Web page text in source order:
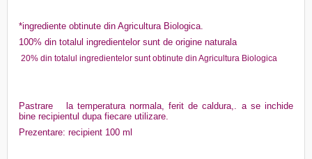
*ingrediente obtinute din Agricultura Biologica.
100% din totalul ingredientelor sunt de origine naturala
20% din totalul ingredientelor sunt obtinute din Agricultura Biologica
Pastrare
la temperatura normala, ferit de caldura,. a se inchide
bine recipientul dupa fiecare utilizare.
Prezentare: recipient 100 ml